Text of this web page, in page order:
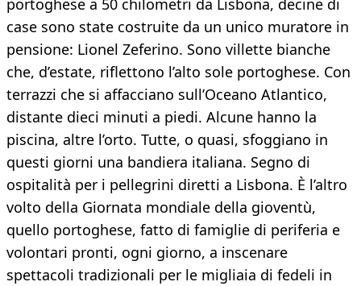
portoghese a 50 chilometri da Lisbona, decine di
case sono state costruite da un unico muratore in
pensione: Lionel Zeferino. Sono villette bianche
che, d’estate, riflettono l’alto sole portoghese. Con
terrazzi che si affacciano sull’Oceano Atlantico,
distante dieci minuti a piedi. Alcune hanno la
piscina, altre l’orto. Tutte, o quasi, sfoggiano in
questi giorni una bandiera italiana. Segno di
ospitalità per i pellegrini diretti a Lisbona. È l’altro
volto della Giornata mondiale della gioventù,
quello portoghese, fatto di famiglie di periferia e
volontari pronti, ogni giorno, a inscenare
spettacoli tradizionali per le migliaia di fedeli in